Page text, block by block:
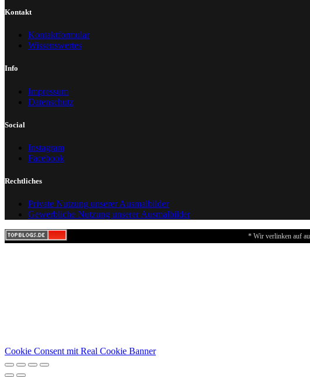
Kontakt
Kontaktformular
Wissenswertes
Info
Impressum
Datenschutz
Social
Instagram
Facebook
Rechtliches
Private Nutzung unserer Ausmalbilder
Gewerbliche Nutzung unserer Ausmalbilder
* Wir verlinken auf
Cookie Consent mit Real Cookie Banner